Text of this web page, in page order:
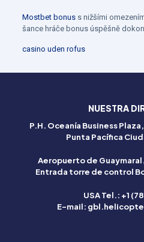
Betflag
Italia
–
Esperienza
senza
compromessi
Betflag
disposizione
Mostbet bonuss nižšími
šance hráče bonus úspěšně
casino uden rofus
NUESTRA
P.H. Oceanía Business
Punta Pacífica
Aeropuerto de
Entrada torre de control
USA Tel.: +1
E-mail: